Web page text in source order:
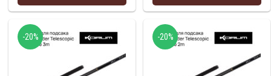
-20% -20%